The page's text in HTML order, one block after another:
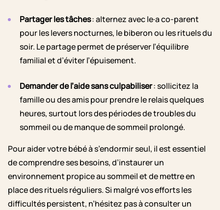
Partager les tâches: alternez avec le·a co-parent
pour les levers nocturnes, le biberon ou les rituels du
soir. Le partage permet de préserver l’équilibre
familial et d’éviter l’épuisement.
Demander de l’aide sans culpabiliser: sollicitez la
famille ou des amis pour prendre le relais quelques
heures, surtout lors des périodes de troubles du
sommeil ou de manque de sommeil prolongé.
Pour aider votre bébé à s’endormir seul, il est essentiel
de comprendre ses besoins, d’instaurer un
environnement propice au sommeil et de mettre en
place des rituels réguliers. Si malgré vos efforts les
difficultés persistent, n’hésitez pas à consulter un